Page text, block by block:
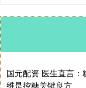
国元配资 医生直言
维是控糖关键良方